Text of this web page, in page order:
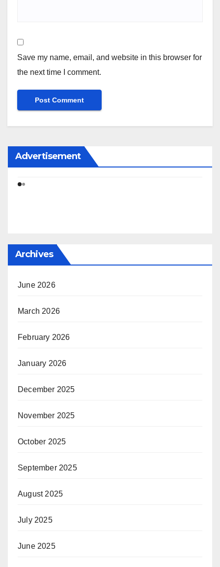
Save my name, email, and website in this browser for
the next time I comment.
Advertisement
Archives
June 2026
March 2026
February 2026
January 2026
December 2025
November 2025
October 2025
September 2025
August 2025
July 2025
June 2025